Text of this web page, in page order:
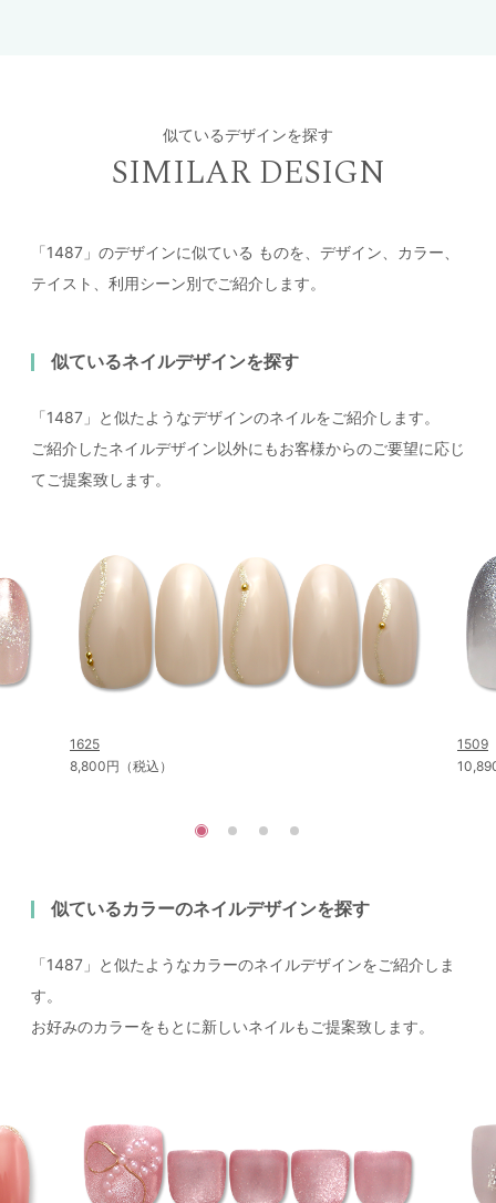
似ているデザインを探す
SIMILAR DESIGN
「1487」のデザインに似ている ものを、デザイン、カラー、
テイスト、利用シーン別でご紹介します。
似ているネイルデザインを探す
「1487」と似たようなデザインのネイルをご紹介します。
ご紹介したネイルデザイン以外にもお客様からのご要望に応じ
てご提案致します。
1625
8,800円（税込）
1509
似ているカラーのネイルデザインを探す
「1487」と似たようなカラーのネイルデザインをご紹介しま
す。
お好みのカラーをもとに新しいネイルもご提案致します。